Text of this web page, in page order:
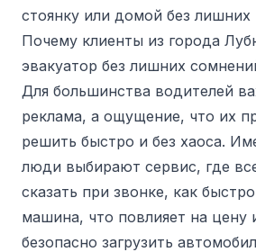
стоянку или домой без лишних
Почему клиенты из города
эвакуатор без лишних
Для большинства водителей
реклама, а ощущение, что их
решить быстро и без хаоса.
люди выбирают сервис, где
сказать при звонке, как
машина, что повлияет на цену
безопасно загрузить